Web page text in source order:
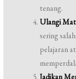
tenang.
Ulangi
sering
pelajaran
Jadikan